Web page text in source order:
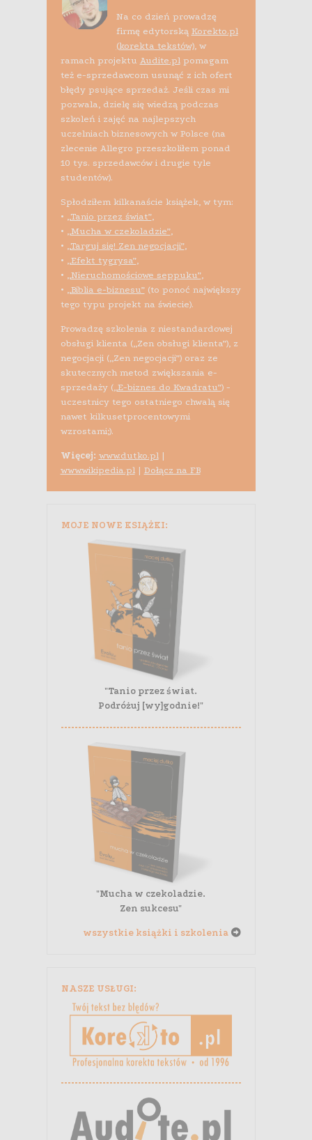
Na co dzień prowadzę
firmę edytorską Korekto.pl
(korekta tekstów), w
ramach projektu Audite.plpomagam
też e-sprzedawcom usunąć z ich ofert
błędy psujące sprzedaż. Jeśli czas mi
pozwala, dzielę się wiedzą podczas
szkoleń i zajęć na najlepszych
uczelniach biznesowych w Polsce (na
zlecenie Allegro przeszkoliłem ponad
10 tys. sprzedawców i drugie tyle
studentów).
Spłodziłem kilkanaście książek, w tym:
• „Tanio przez świat”,
• „Mucha w czekoladzie”,
• „Targuj się! Zen negocjacji”,
• „Efekt tygrysa”,
• „Nieruchomościowe seppuku”,
• „Biblia e-biznesu”(to ponoć największy
tego typu projekt na świecie).
Prowadzę szkolenia z niestandardowej
obsługi klienta („Zen obsługi klienta”), z
negocjacji („Zen negocjacji”) oraz ze
skutecznych metod zwiększania e-
sprzedaży („E-biznes do Kwadratu”) -
uczestnicy tego ostatniego chwalą się
nawet kilkusetprocentowymi
wzrostami;).
Więcej: www.dutko.pl|
www.wikipedia.pl| Dołącz na FB
MOJE NOWE KSIĄŻKI:
"Tanio przez świat.
Podróżuj [wy]godnie!"
"Mucha w czekoladzie.
Zen sukcesu"
wszystkie książki i szkolenia
NASZE USŁUGI: